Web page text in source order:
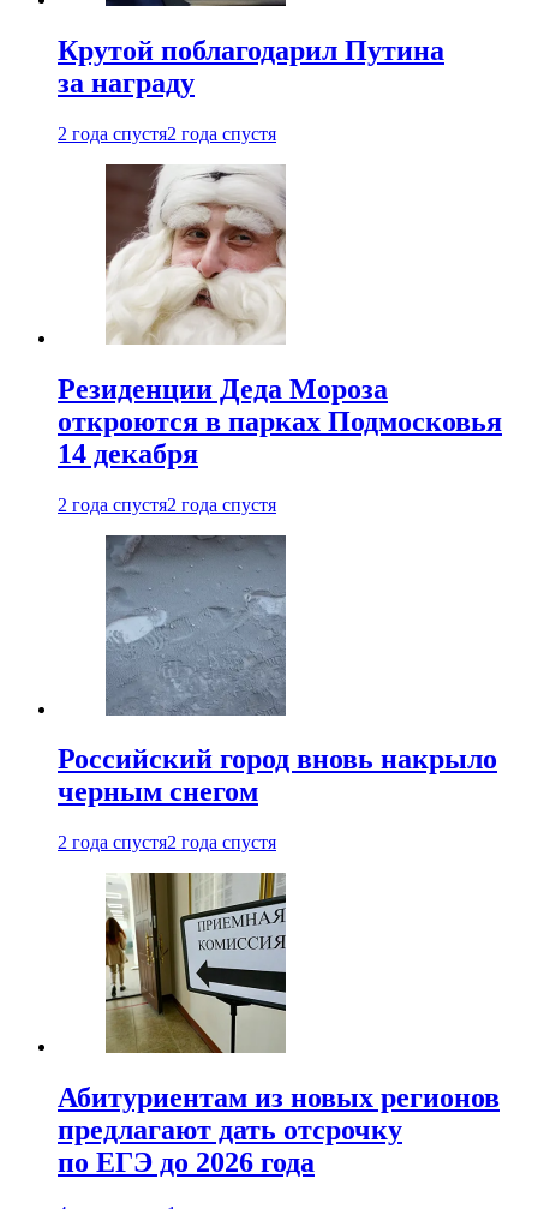
Крутой поблагодарил Путина
за награду
2 года спустя2 года спустя
Резиденции Деда Мороза
откроются в парках Подмосковья
14 декабря
2 года спустя2 года спустя
Российский город вновь накрыло
черным снегом
2 года спустя2 года спустя
Абитуриентам из новых регионов
предлагают дать отсрочку
по ЕГЭ до 2026 года